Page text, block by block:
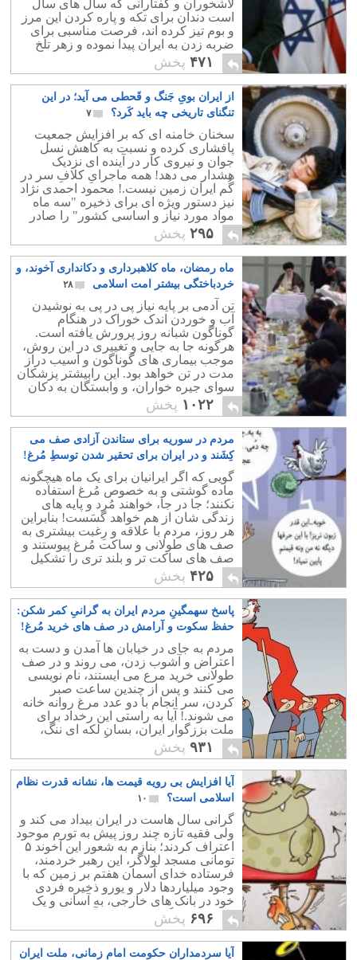
لاشخوران و کفتارانی که سال های سال
است دندان برای تکه و پاره کردن این مرز
و بوم تیز کرده اند، فرصت مناسبی برای
ضربه زدن به ایران پیدا نموده و زهر تلخ
خود را به میهن درمانده مان خواهند
خوراند.
۴۷۱ پخش
از ایران بویِ جَنگ و قَحطی می آید؛ در این
تنگنای تاریخی چه باید کَرد؟
۷
سخنان خامنه ای که بر افزایش جمعیت
پافشاری کرده و نسبت به کاهش نسل
جوان و نیروی کار در آینده ای نزدیک
هشدار می دهد! همه ماجرایِ کلافِ سر در
گُم ایران زمین نیست.! محمود احمدی نژاد
نیز دستور ویژه ای برای ذخیره "سه ماه
مواد مورد نیاز و اساسی کشور" را صادر
کرده که در دستور کارِ وزارت نیرو قرار
گرفته است.
۲۹۵ پخش
ماه رمضان، ماه کلاهبرداری و دکانداری آخوند، و
خردباختگی بیشتر امت اسلامی
۲۸
تن آدمی بر پایه نیاز پی در پی به نوشیدن
آب و خوردن اندک خوراک در هنگام
گوناگون شبانه روز پرورش یافته است.
هرگونه جا به جایی و تغییری در این روش،
موجب بیماری های گوناگون و آسیب دراز
مدت در تن خواهد بود. این رابیشتر پزشکان
سوای جیره خواران، و وابستگان به دکان
داران دینی بدان سفارش و توصیه می کنند.
۱۰۲۲ پخش
مردم در سوریه برای ستاندن آزادی صف می
کِشَند و در ایران برای تحقیر شدن توسطِ مُرغ!
گویی که اگر ایرانیان برای یک ماه هیچگونه
ماده گوشتی و به خصوص مُرغ استفاده
نکنند؛ جا در جا، خواهند مُرد و پایه های
زندگی شان از هم خواهد گسَست! بنابراین
هر روز، مردم با علاقه و رِغبت بیشتری به
صف های طولانی و ساکت مُرغ پیوستند و
صف های ساکت تر و بلند تری را تشکیل
دادند.۴۲۵ پخش
پاسخ سهمگینِ مردم ایران به گرانیِ کمر شکن:
حفظ سکوت و آرامش در صف های خرید مُرغ!
مردم به جای در خیابان ها آمدن و دست به
اعتراض و آشوب زدن، می روند و در صف
طولانی خرید مرع می ایستند، نام نویسی
می کنند و پس از چندین ساعت صبر
کردن، سر انجام با دو عدد مرغ روانه خانه
می شوند.! آیا به راستی این رخداد برای
ملت بززگوار ایران، بسان لکه ای ننگ،
مایه خجالت و سر افنکندگی نیست؟
۹۳۱ پخش
آیا افزایش بی رویه قیمت ها، نشانه قدرت نظام
اسلامی است؟
۱۰
گرانی سال هاست در ایران بیداد می کند و
ولی فقیه تازه چند روز پیش به تورم موحود
اعتراف کردند؛ بنازم به شعور این آخوند ۵
تومانی مسجد لولاگر، این رهبر خردمند،
فرستاده خدای آسمان هفتم بر زمین که با
وجود میلیاردها دلار و یورو ذخیره فردی
خود در بانک های خارجی، به آسانی و یک
شبه متوجه گرانی سرسام آور شدند.
۶۹۶ پخش
آیا سردمداران حکومت امام زمانی، ملت ایران